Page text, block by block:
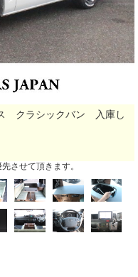
クラシックバン 入庫し
させて頂きます。